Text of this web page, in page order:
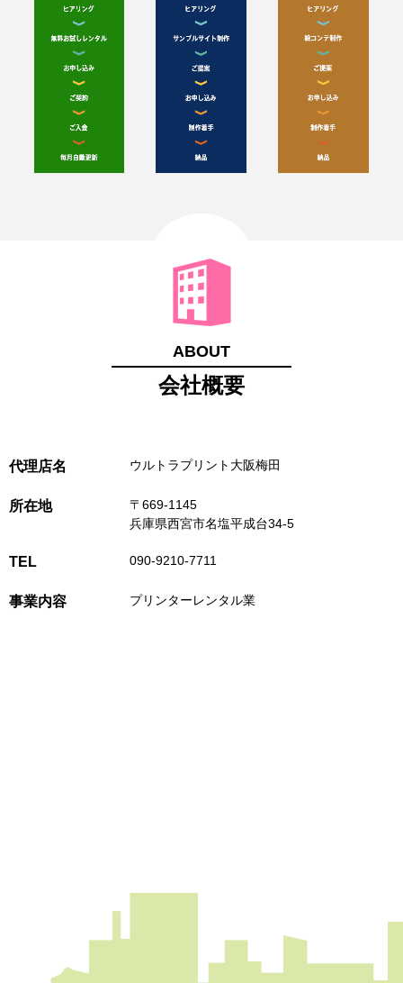
ABOUT
会社概要
代理店名 ウルトラプリント大阪梅田
所在地
〒669-1145
兵庫県西宮市名塩平成台34-5
TEL 090-9210-7711
事業内容 プリンターレンタル業